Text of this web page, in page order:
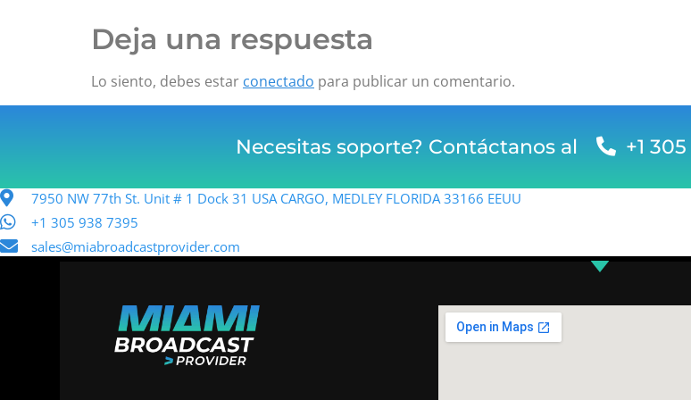
Deja una respuesta
Lo siento, debes estar conectado para publicar un comentario.
Necesitas soporte? Contáctanos al +1 305
7950 NW 77th St. Unit # 1 Dock 31 USA CARGO, MEDLEY FLORIDA 33166 EEUU
+1 305 938 7395
sales@miabroadcastprovider.com